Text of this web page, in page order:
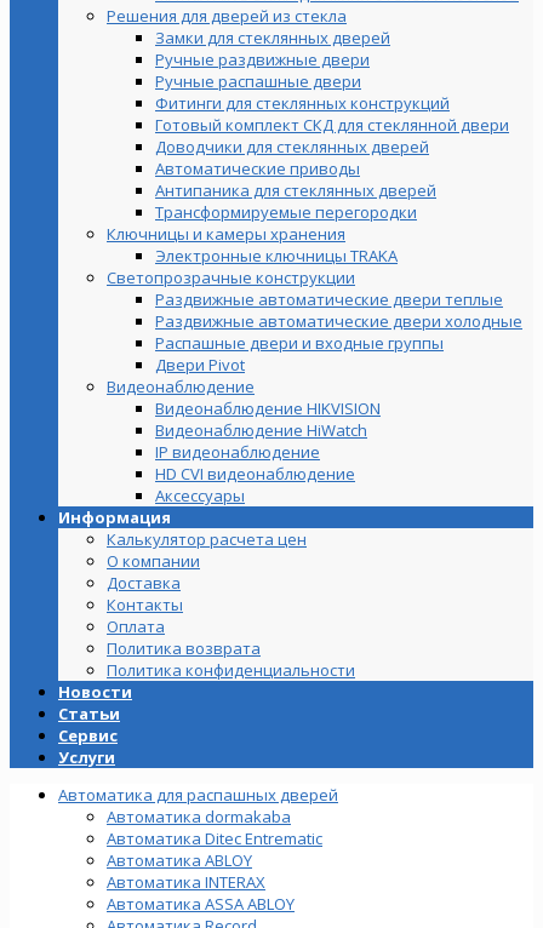
Решения для дверей из стекла
Замки для стеклянных дверей
Ручные раздвижные двери
Ручные распашные двери
Фитинги для стеклянных конструкций
Готовый комплект СКД для стеклянной двери
Доводчики для стеклянных дверей
Автоматические приводы
Антипаника для стеклянных дверей
Трансформируемые перегородки
Ключницы и камеры хранения
Электронные ключницы TRAKA
Светопрозрачные конструкции
Раздвижные автоматические двери теплые
Раздвижные автоматические двери холодные
Распашные двери и входные группы
Двери Pivot
Видеонаблюдение
Видеонаблюдение HIKVISION
Видеонаблюдение HiWatch
IP видеонаблюдение
HD CVI видеонаблюдение
Аксессуары
Информация
Калькулятор расчета цен
О компании
Доставка
Контакты
Оплата
Политика возврата
Политика конфиденциальности
Новости
Статьи
Сервис
Услуги
Автоматика для распашных дверей
Автоматика dormakaba
Автоматика Ditec Entrematic
Автоматика ABLOY
Автоматика INTERAX
Автоматика ASSA ABLOY